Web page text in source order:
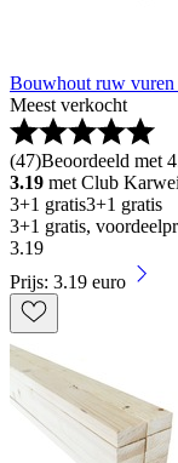
Bouwhout ruw vuren
Meest verkocht
(47)Beoordeeld met
3.19 met Club Karwei
3+1 gratis3+1 gratis
3+1 gratis,
3.19
Prijs: 3.19 euro